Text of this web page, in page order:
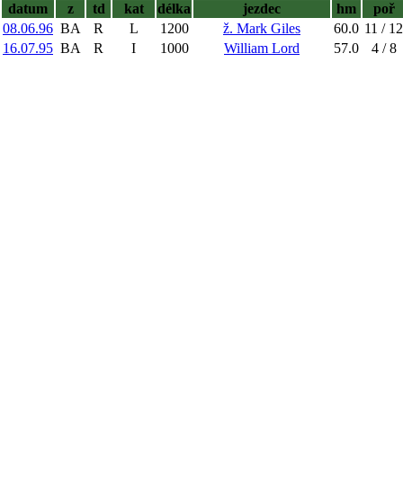
datum
z td kat délka jezdec hm
poř
08.06.96 BA R L 1200 ž. Mark Giles 60.0 11 / 12
16.07.95 BA R I 1000 William Lord 57.0 4 / 8